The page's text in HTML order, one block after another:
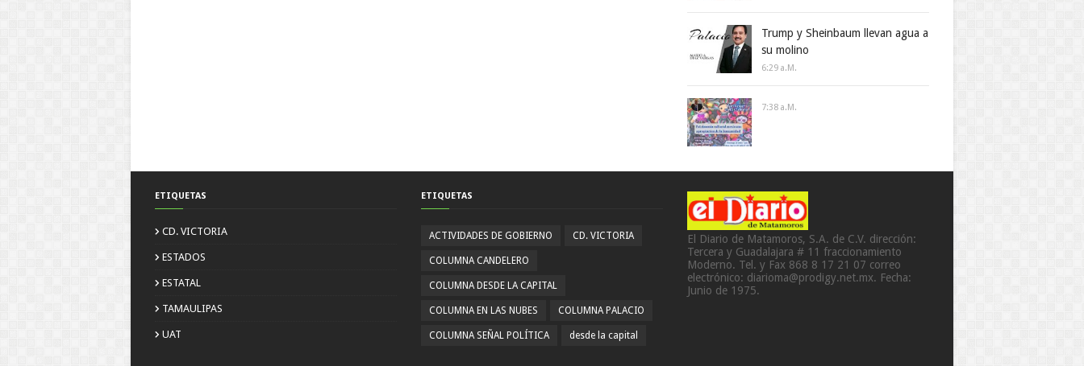
Trump y Sheinbaum llevan agua a
su molino
6:29 A.m.
7:38 A.m.
ETIQUETAS
CD. VICTORIA
ESTADOS
ESTATAL
TAMAULIPAS
UAT
ETIQUETAS
ACTIVIDADES DE GOBIERNO CD. VICTORIA
COLUMNA CANDELERO
COLUMNA DESDE LA CAPITAL
COLUMNA EN LAS NUBES COLUMNA PALACIO
COLUMNA SEÑAL POLÍTICA desde la capital
El Diario de Matamoros, S.A. de C.V. dirección:
Tercera y Guadalajara # 11 fraccionamiento
Moderno. Tel. y Fax 868 8 17 21 07 correo
electrónico: diarioma@prodigy.net.mx. Fecha:
Junio de 1975.